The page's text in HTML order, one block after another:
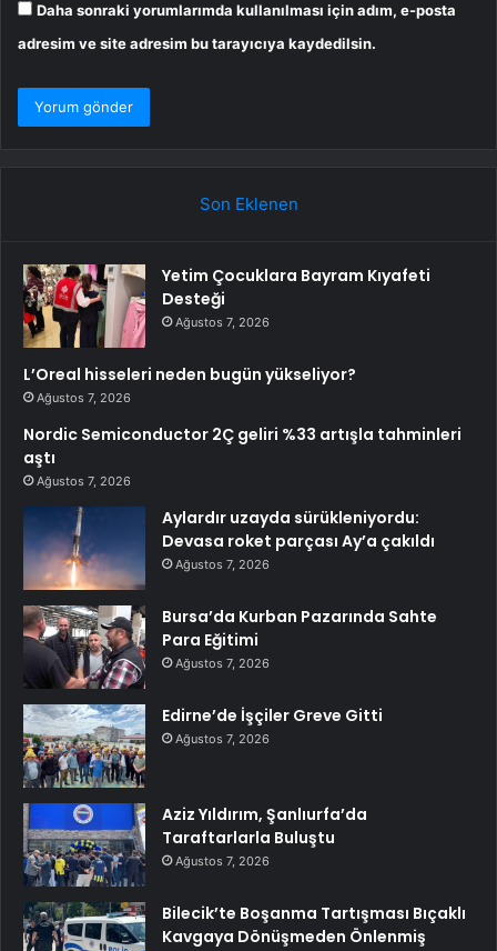
Daha sonraki yorumlarımda kullanılması için adım, e-posta
adresim ve site adresim bu tarayıcıya kaydedilsin.
Son Eklenen
Yetim Çocuklara Bayram Kıyafeti
Desteği
Ağustos 7, 2026
L’Oreal hisseleri neden bugün yükseliyor?
Ağustos 7, 2026
Nordic Semiconductor 2Ç geliri %33 artışla tahminleri
aştı
Ağustos 7, 2026
Aylardır uzayda sürükleniyordu:
Devasa roket parçası Ay’a çakıldı
Ağustos 7, 2026
Bursa’da Kurban Pazarında Sahte
Para Eğitimi
Ağustos 7, 2026
Edirne’de İşçiler Greve Gitti
Ağustos 7, 2026
Aziz Yıldırım, Şanlıurfa’da
Taraftarlarla Buluştu
Ağustos 7, 2026
Bilecik’te Boşanma Tartışması Bıçaklı
Kavgaya Dönüşmeden Önlenmiş